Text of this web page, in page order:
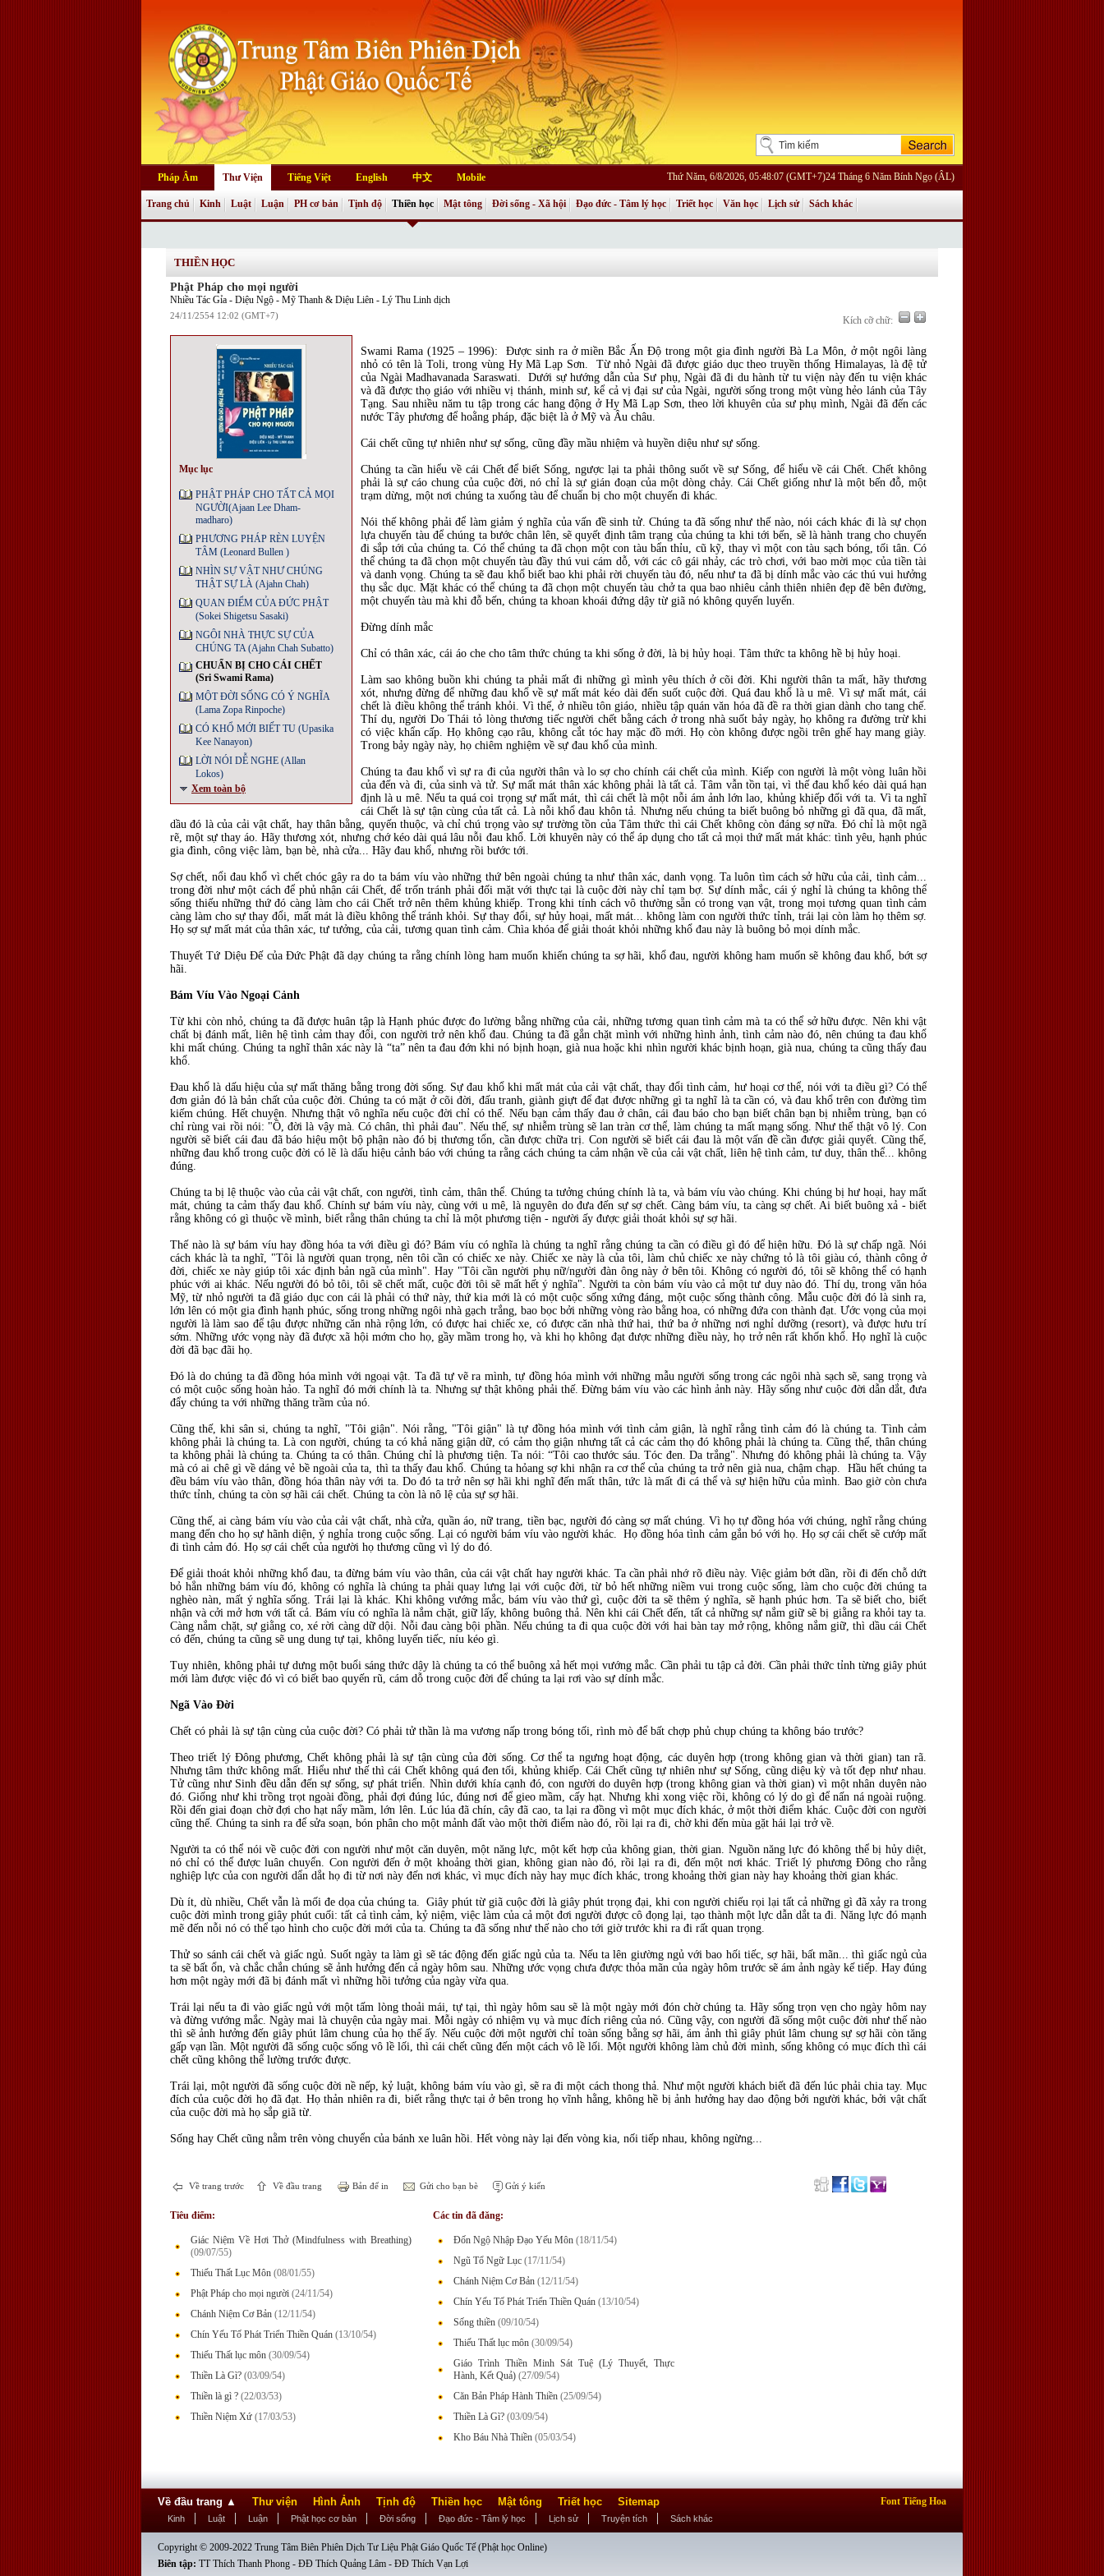
Pháp Âm Thư Viện Tiếng Việt English 中文 Mobile Thứ Năm, 6/8/2026, 05:48:07 (GMT+7)24 Tháng 6 Năm Bính Ngọ (ÂL)
Trang chủ Kinh Luật Luận PH cơ bản Tịnh độ Thiền học Mật tông Đời sống - Xã hội Đạo đức - Tâm lý học Triết học Văn học Lịch sử Sách khác
THIỀN HỌC
Phật Pháp cho mọi người
Nhiều Tác Gỉa - Diệu Ngộ - Mỹ Thanh & Diệu Liên - Lý Thu Linh dịch
24/11/2554 12:02 (GMT+7) Kích cỡ chữ:
Mục lục
PHẬT PHÁP CHO TẤT CẢ MỌI
NGƯỜI(Ajaan Lee Dham-
madharo)
PHƯƠNG PHÁP RÈN LUYỆN
TÂM (Leonard Bullen )
NHÌN SỰ VẬT NHƯ CHÚNG
THẬT SỰ LÀ (Ajahn Chah)
QUAN ĐIỂM CỦA ĐỨC PHẬT
(Sokei Shigetsu Sasaki)
NGÔI NHÀ THỰC SỰ CỦA
CHÚNG TA (Ajahn Chah Subatto)
CHUẨN BỊ CHO CÁI CHẾT
(Sri Swami Rama)
MỘT ĐỜI SỐNG CÓ Ý NGHĨA
(Lama Zopa Rinpoche)
CÓ KHỔ MỚI BIẾT TU (Upasika
Kee Nanayon)
LỜI NÓI DỄ NGHE (Allan
Lokos)
Xem toàn bộ
Swami Rama (1925 – 1996): Được sinh ra ở miền Bắc Ấn Độ trong một gia đình người Bà La Môn, ở một ngôi làng
nhỏ có tên là Toli, trong vùng Hy Mã Lạp Sơn. Từ nhỏ Ngài đã được giáo dục theo truyền thống Himalayas, là đệ tử
của Ngài Madhavanada Saraswati. Dưới sự hướng dẫn của Sư phụ, Ngài đã đi du hành từ tu viện này đến tu viện khác
và đã được thọ giáo với nhiều vị thánh, minh sư, kể cả vị đại sư của Ngài, người sống trong một vùng hẻo lánh của Tây
Tạng. Sau nhiều năm tu tập trong các hang động ở Hy Mã Lạp Sơn, theo lời khuyên của sư phụ mình, Ngài đã đến các
nước Tây phương để hoằng pháp, đặc biệt là ở Mỹ và Âu châu.
Cái chết cũng tự nhiên như sự sống, cũng đầy mầu nhiệm và huyền diệu như sự sống.
Chúng ta cần hiểu về cái Chết để biết Sống, ngược lại ta phải thông suốt về sự Sống, để hiểu về cái Chết. Chết không
phải là sự cáo chung của cuộc đời, nó chỉ là sự gián đoạn của một dòng chảy. Cái Chết giống như là một bến đỗ, một
trạm dừng, một nơi chúng ta xuống tàu để chuẩn bị cho một chuyến đi khác.
Nói thế không phải để làm giảm ý nghĩa của vấn đề sinh tử. Chúng ta đã sống như thế nào, nói cách khác đi là sự chọn
lựa chuyến tàu để chúng ta bước chân lên, sẽ quyết định tâm trạng của chúng ta khi tới bến, sẽ là hành trang cho chuyến
đi sắp tới của chúng ta. Có thể chúng ta đã chọn một con tàu bẩn thỉu, cũ kỹ, thay vì một con tàu sạch bóng, tối tân. Có
thể chúng ta đã chọn một chuyến tàu đầy thú vui cám dỗ, với các cô gái nhảy, các trò chơi, với bao mời mọc của tiền tài
và danh vọng. Chúng ta sẽ đau khổ biết bao khi phải rời chuyến tàu đó, nếu như ta đã bị dính mắc vào các thú vui hưởng
thụ sắc dục. Mặt khác có thể chúng ta đã chọn một chuyến tàu chở ta qua bao nhiêu cảnh thiên nhiên đẹp đẽ bên đường,
một chuyến tàu mà khi đỗ bến, chúng ta khoan khoái đứng dậy từ giã nó không quyến luyến.
Đừng dính mắc
Chỉ có thân xác, cái áo che cho tâm thức chúng ta khi sống ở đời, là bị hủy hoại. Tâm thức ta không hề bị hủy hoại.
Làm sao không buồn khi chúng ta phải mất đi những gì mình yêu thích ở cõi đời. Khi người thân ta mất, hãy thương
xót, nhưng đừng để những đau khổ về sự mất mát kéo dài đến suốt cuộc đời. Quá đau khổ là u mê. Vì sự mất mát, cái
chết là điều không thể tránh khỏi. Vì thế, ở nhiều tôn giáo, nhiều tập quán văn hóa đã đề ra thời gian dành cho tang chế.
Thí dụ, người Do Thái tỏ lòng thương tiếc người chết bằng cách ở trong nhà suốt bảy ngày, họ không ra đường trừ khi
có việc khẩn cấp. Họ không cạo râu, không cắt tóc hay mặc đồ mới. Họ còn không được ngồi trên ghế hay mang giày.
Trong bảy ngày này, họ chiêm nghiệm về sự đau khổ của mình.
Chúng ta đau khổ vì sự ra đi của người thân và lo sợ cho chính cái chết của mình. Kiếp con người là một vòng luân hồi
của đến và đi, của sinh và tử. Sự mất mát thân xác không phải là tất cả. Tâm vẫn tồn tại, vì thế đau khổ kéo dài quá hạn
định là u mê. Nếu ta quá coi trọng sự mất mát, thì cái chết là một nỗi ám ảnh lớn lao, khủng khiếp đối với ta. Vì ta nghĩ
cái Chết là sự tận cùng của tất cả. Là nỗi khổ đau khôn tả. Nhưng nếu chúng ta biết buông bỏ những gì đã qua, đã mất,
dầu đó là của cải vật chất, hay thân bằng, quyến thuộc, và chỉ chú trọng vào sự trường tồn của Tâm thức thì cái Chết không còn đáng sợ nữa. Đó chỉ là một ngã
rẽ, một sự thay áo. Hãy thương xót, nhưng chớ kéo dài quá lâu nỗi đau khổ. Lời khuyên này có thể áp dụng cho tất cả mọi thứ mất mát khác: tình yêu, hạnh phúc
gia đình, công việc làm, bạn bè, nhà cửa... Hãy đau khổ, nhưng rồi bước tới.
Sợ chết, nổi đau khổ vì chết chóc gây ra do ta bám víu vào những thứ bên ngoài chúng ta như thân xác, danh vọng. Ta luôn tìm cách sở hữu của cải, tình cảm...
trong đời như một cách để phủ nhận cái Chết, để trốn tránh phải đối mặt với thực tại là cuộc đời này chỉ tạm bợ. Sự dính mắc, cái ý nghỉ là chúng ta không thể
sống thiếu những thứ đó càng làm cho cái Chết trở nên thêm khủng khiếp. Trong khi tính cách vô thường sẵn có trong vạn vật, trong mọi tương quan tình cảm
càng làm cho sự thay đổi, mất mát là điều không thể tránh khỏi. Sự thay đổi, sự hủy hoại, mất mát... không làm con người thức tỉnh, trái lại còn làm họ thêm sợ.
Họ sợ sự mất mát của thân xác, tư tưởng, của cải, tương quan tình cảm. Chìa khóa để giải thoát khỏi những khổ đau này là buông bỏ mọi dính mắc.
Thuyết Tứ Diệu Đế của Đức Phật đã dạy chúng ta rằng chính lòng ham muốn khiến chúng ta sợ hãi, khổ đau, người không ham muốn sẽ không đau khổ, bớt sợ
hãi.
Bám Víu Vào Ngoại Cảnh
Từ khi còn nhỏ, chúng ta đã được huân tập là Hạnh phúc được đo lường bằng những của cải, những tương quan tình cảm mà ta có thể sở hữu được. Nên khi vật
chất bị đánh mất, liên hệ tình cảm thay đổi, con người trở nên khổ đau. Chúng ta đã gắn chặt mình với những hình ảnh, tình cảm nào đó, nên chúng ta đau khổ
khi mất chúng. Chúng ta nghĩ thân xác này là “ta” nên ta đau đớn khi nó bịnh hoạn, già nua hoặc khi nhìn người khác bịnh hoạn, già nua, chúng ta cũng thấy đau
khổ.
Đau khổ là dấu hiệu của sự mất thăng bằng trong đời sống. Sự đau khổ khi mất mát của cải vật chất, thay đổi tình cảm, hư hoại cơ thể, nói với ta điều gì? Có thể
đơn giản đó là bản chất của cuộc đời. Chúng ta có mặt ở cõi đời, đấu tranh, giành giựt để đạt được những gì ta nghĩ là ta cần có, và đau khổ trên con đường tìm
kiếm chúng. Hết chuyện. Nhưng thật vô nghĩa nếu cuộc đời chỉ có thế. Nếu bạn cảm thấy đau ở chân, cái đau báo cho bạn biết chân bạn bị nhiễm trùng, bạn có
chỉ rùng vai rồi nói: "Ồ, đời là vậy mà. Có chân, thì phải đau". Nếu thế, sự nhiễm trùng sẽ lan tràn cơ thể, làm chúng ta mất mạng sống. Như thế thật vô lý. Con
người sẽ biết cái đau đã báo hiệu một bộ phận nào đó bị thương tổn, cần được chữa trị. Con người sẽ biết cái đau là một vấn đề cần được giải quyết. Cũng thế,
những đau khổ trong cuộc đời có lẽ là dấu hiệu cảnh báo với chúng ta rằng cách chúng ta cảm nhận về của cải vật chất, liên hệ tình cảm, tư duy, thân thể... không
đúng.
Chúng ta bị lệ thuộc vào của cải vật chất, con người, tình cảm, thân thể. Chúng ta tưởng chúng chính là ta, và bám víu vào chúng. Khi chúng bị hư hoại, hay mất
mát, chúng ta cảm thấy đau khổ. Chính sự bám víu này, cùng với u mê, là nguyên do đưa đến sự sợ chết. Càng bám víu, ta càng sợ chết. Ai biết buông xả - biết
rằng không có gì thuộc về mình, biết rằng thân chúng ta chỉ là một phương tiện - người ấy được giải thoát khỏi sự sợ hãi.
Thế nào là sự bám víu hay đồng hóa ta với điều gì đó? Bám víu có nghĩa là chúng ta nghĩ rằng chúng ta cần có điều gì đó để hiện hữu. Đó là sự chấp ngã. Nói
cách khác là ta nghĩ, "Tôi là người quan trọng, nên tôi cần có chiếc xe này. Chiếc xe này là của tôi, làm chủ chiếc xe này chứng tỏ là tôi giàu có, thành công ở
đời, chiếc xe này giúp tôi xác định bản ngã của mình". Hay "Tôi cần người phụ nữ/người đàn ông này ở bên tôi. Không có người đó, tôi sẽ không thể có hạnh
phúc với ai khác. Nếu người đó bỏ tôi, tôi sẽ chết mất, cuộc đời tôi sẽ mất hết ý nghĩa". Người ta còn bám víu vào cả một tư duy nào đó. Thí dụ, trong văn hóa
Mỹ, từ nhỏ người ta đã giáo dục con cái là phải có thứ này, thứ kia mới là có một cuộc sống xứng đáng, một cuộc sống thành công. Mẫu cuộc đời đó là sinh ra,
lớn lên có một gia đình hạnh phúc, sống trong những ngôi nhà gạch trắng, bao bọc bởi những vòng rào bằng hoa, có những đứa con thành đạt. Ước vọng của mọi
người là làm sao để tậu được những căn nhà rộng lớn, có được hai chiếc xe, có được căn nhà thứ hai, thứ ba ở những nơi nghỉ dưỡng (resort), và được hưu trí
sớm. Những ước vọng này đã được xã hội mớm cho họ, gầy mầm trong họ, và khi họ không đạt được những điều này, họ trở nên rất khốn khổ. Họ nghĩ là cuộc
đời đã bạc đãi họ.
Đó là do chúng ta đã đồng hóa mình với ngoại vật. Ta đã tự vẽ ra mình, tự đồng hóa mình với những mẫu người sống trong các ngôi nhà sạch sẽ, sang trọng và
có một cuộc sống hoàn hảo. Ta nghĩ đó mới chính là ta. Nhưng sự thật không phải thế. Đừng bám víu vào các hình ảnh này. Hãy sống như cuộc đời dẫn dắt, đưa
đẩy chúng ta với những thăng trầm của nó.
Cũng thế, khi sân si, chúng ta nghĩ, "Tôi giận". Nói rằng, "Tôi giận" là tự đồng hóa mình với tình cảm giận, là nghĩ rằng tình cảm đó là chúng ta. Tình cảm
không phải là chúng ta. Là con người, chúng ta có khả năng giận dữ, có cảm thọ giận nhưng tất cả các cảm thọ đó không phải là chúng ta. Cũng thế, thân chúng
ta không phải là chúng ta. Chúng ta có thân. Chúng chỉ là phương tiện. Ta nói: “Tôi cao thước sáu. Tóc đen. Da trắng". Nhưng đó không phải là chúng ta. Vậy
mà có ai chê gì về dáng vẻ bề ngoài của ta, thì ta thấy đau khổ. Chúng ta hỏang sợ khi nhận ra cơ thể của chúng ta trở nên già nua, chậm chạp. Hầu hết chúng ta
đều bám víu vào thân, đồng hóa thân này với ta. Do đó ta trở nên sợ hãi khi nghĩ đến mất thân, tức là mất đi cá thể và sự hiện hữu của mình. Bao giờ còn chưa
thức tỉnh, chúng ta còn sợ hãi cái chết. Chúng ta còn là nô lệ của sự sợ hãi.
Cũng thế, ai càng bám víu vào của cải vật chất, nhà cửa, quần áo, nữ trang, tiền bạc, người đó càng sợ mất chúng. Vì họ tự đồng hóa với chúng, nghĩ rằng chúng
mang đến cho họ sự hãnh diện, ý nghỉa trong cuộc sống. Lại có người bám víu vào người khác. Họ đồng hóa tình cảm gắn bó với họ. Họ sợ cái chết sẽ cướp mất
đi tình cảm đó. Họ sợ cái chết của người họ thương cũng vì lý do đó.
Để giải thoát khỏi những khổ đau, ta đừng bám víu vào thân, của cái vật chất hay người khác. Ta cần phải nhớ rõ điều này. Việc giảm bớt dần, rồi đi đến chỗ dứt
bỏ hẳn những bám víu đó, không có nghĩa là chúng ta phải quay lưng lại với cuộc đời, từ bỏ hết những niềm vui trong cuộc sống, làm cho cuộc đời chúng ta
nghèo nàn, mất ý nghĩa sống. Trái lại là khác. Khi không vướng mắc, bám víu vào thứ gì, cuộc đời ta sẽ thêm ý nghĩa, sẽ hạnh phúc hơn. Ta sẽ biết cho, biết
nhận và cởi mở hơn với tất cả. Bám víu có nghĩa là nắm chặt, giữ lấy, không buông thả. Nên khi cái Chết đến, tất cả những sự nắm giữ sẽ bị giằng ra khỏi tay ta.
Càng nắm chặt, sự giằng co, xé rời càng dữ dội. Nỗi đau càng bội phần. Nếu chúng ta đi qua cuộc đời với hai bàn tay mở rộng, không nắm giữ, thì dầu cái Chết
có đến, chúng ta cũng sẽ ung dung tự tại, không luyến tiếc, níu kéo gì.
Tuy nhiên, không phải tự dưng một buổi sáng thức dậy là chúng ta có thể buông xả hết mọi vướng mắc. Cần phải tu tập cả đời. Cần phải thức tỉnh từng giây phút
mới làm được việc đó vì có biết bao quyến rũ, cám dỗ trong cuộc đời để chúng ta lại rơi vào sự dính mắc.
Ngã Vào Đời
Chết có phải là sự tận cùng của cuộc đời? Có phải tử thần là ma vương nấp trong bóng tối, rình mò để bất chợp phủ chụp chúng ta không báo trước?
Theo triết lý Đông phương, Chết không phải là sự tận cùng của đời sống. Cơ thể ta ngưng hoạt động, các duyên hợp (trong không gian và thời gian) tan rã.
Nhưng tâm thức không mất. Hiểu như thế thì cái Chết không quá đen tối, khủng khiếp. Cái Chết cũng tự nhiên như sự Sống, cũng diệu kỳ và tốt đẹp như nhau.
Tử cũng như Sinh đều dẫn đến sự sống, sự phát triển. Nhìn dưới khía cạnh đó, con người do duyên hợp (trong không gian và thời gian) vì một nhân duyên nào
đó. Giống như khi trồng trọt ngoài đồng, phải đợi đúng lúc, đúng nơi để gieo mầm, cấy hạt. Nhưng khi xong việc rồi, không có lý do gì để nấn ná ngoài ruộng.
Rồi đến giai đoạn chờ đợi cho hạt nẩy mầm, lớn lên. Lúc lúa đã chín, cây đã cao, ta lại ra đồng vì một mục đích khác, ở một thời điểm khác. Cuộc đời con người
cũng thế. Chúng ta sinh ra để sửa soạn, bón phân cho một mảnh đất vào một thời điểm nào đó, rồi lại ra đi, chờ khi đến mùa gặt hái lại trở về.
Người ta có thể nói về cuộc đời con người như một căn duyên, một năng lực, một kết hợp của không gian, thời gian. Nguồn năng lực đó không thể bị hủy diệt,
nó chỉ có thể được luân chuyển. Con người đến ở một khoảng thời gian, không gian nào đó, rồi lại ra đi, đến một nơi khác. Triết lý phương Đông cho rằng
nghiệp lực của con người dẩn dắt họ đi từ nơi này đến nơi khác, vì mục đích này hay mục đích khác, trong khoảng thời gian này hay khoảng thời gian khác.
Dù ít, dù nhiều, Chết vẫn là mối đe dọa của chúng ta. Giây phút từ giã cuộc đời là giây phút trọng đại, khi con người chiếu rọi lại tất cả những gì đã xảy ra trong
cuộc đời mình trong giây phút cuối: tất cả tình cảm, kỷ niệm, việc làm của cả một đơi người được cô đọng lại, tạo thành một lực dẫn dắt ta đi. Năng lực đó mạnh
mẽ đến nỗi nó có thể tạo hình cho cuộc đời mới của ta. Chúng ta đã sống như thế nào cho tới giờ trước khi ra đi rất quan trọng.
Thử so sánh cái chết và giấc ngủ. Suốt ngày ta làm gì sẽ tác động đến giấc ngủ của ta. Nếu ta lên giường ngủ với bao hối tiếc, sợ hãi, bất mãn... thì giấc ngủ của
ta sẽ bất ổn, và chắc chắn chúng sẽ ảnh hưởng đến cả ngày hôm sau. Những ước vọng chưa được thỏa mãn của ngày hôm trước sẽ ám ảnh ngày kế tiếp. Hay đúng
hơn một ngày mới đã bị đánh mất vì những hồi tưởng của ngày vừa qua.
Trái lại nếu ta đi vào giấc ngủ với một tấm lòng thoải mái, tự tại, thì ngày hôm sau sẽ là một ngày mới đón chờ chúng ta. Hãy sống trọn vẹn cho ngày hôm nay
và đừng vướng mắc. Ngày mai là chuyện của ngày mai. Mỗi ngày có nhiệm vụ và mục đích riêng của nó. Cũng vậy, con người đã sống một cuộc đời như thế nào
thì sẽ ảnh hưởng đến giây phút lâm chung của họ thế ấy. Nếu cuộc đời một người chỉ toàn sống bằng sợ hãi, ám ảnh thì giây phút lâm chung sự sợ hãi còn tăng
gấp vạn lần. Một người đã sống cuộc sống vô lề lối, thì cái chết cũng đến một cách vô lề lối. Một người không làm chủ đời mình, sống không có mục đích thì cái
chết cũng không thể lường trước được.
Trái lại, một người đã sống cuộc đời nề nếp, kỷ luật, không bám víu vào gì, sẽ ra đi một cách thong thả. Như một người khách biết đã đến lúc phải chia tay. Mục
đích của cuộc đời họ đã đạt. Họ thản nhiên ra đi, biết rằng thực tại ở bên trong họ vĩnh hằng, không hề bị ảnh hưởng hay dao động bởi người khác, bởi vật chất
của cuộc đời mà họ sắp giã từ.
Sống hay Chết cũng nằm trên vòng chuyển của bánh xe luân hồi. Hết vòng này lại đến vòng kia, nối tiếp nhau, không ngừng...
Về trang trước Về đầu trang Bản để in Gửi cho bạn bè Gửi ý kiến
Tiêu điểm:
Giác Niệm Về Hơi Thở (Mindfulness with Breathing)
(09/07/55)
Thiếu Thất Lục Môn (08/01/55)
Phật Pháp cho mọi người (24/11/54)
Chánh Niệm Cơ Bản (12/11/54)
Chín Yếu Tố Phát Triển Thiền Quán (13/10/54)
Thiếu Thất lục môn (30/09/54)
Thiền Là Gì? (03/09/54)
Thiền là gì ? (22/03/53)
Thiền Niệm Xứ (17/03/53)
Các tin đã đăng:
Đốn Ngộ Nhập Đạo Yếu Môn (18/11/54)
Ngũ Tổ Ngữ Lục (17/11/54)
Chánh Niệm Cơ Bản (12/11/54)
Chín Yếu Tố Phát Triển Thiền Quán (13/10/54)
Sống thiền (09/10/54)
Thiếu Thất lục môn (30/09/54)
Giáo Trình Thiền Minh Sát Tuệ (Lý Thuyết, Thực
Hành, Kết Quả) (27/09/54)
Căn Bản Pháp Hành Thiền (25/09/54)
Thiền Là Gì? (03/09/54)
Kho Báu Nhà Thiền (05/03/54)
Về đầu trang ▲ Thư viện Hình Ảnh Tịnh độ Thiền học Mật tông Triết học Sitemap Font Tiếng Hoa
Kinh Luật Luận Phật học cơ bản Đời sống Đạo đức - Tâm lý học Lịch sử Truyện tích Sách khác
Copyright © 2009-2022 Trung Tâm Biên Phiên Dịch Tư Liệu Phật Giáo Quốc Tế (Phật học Online)
Biên tập: TT Thích Thanh Phong - ĐĐ Thích Quảng Lâm - ĐĐ Thích Vạn Lợi